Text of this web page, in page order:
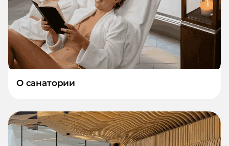
О санатории